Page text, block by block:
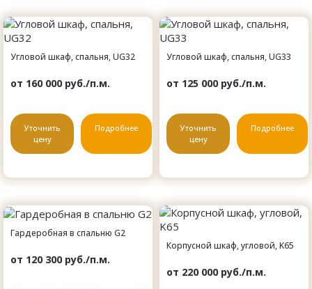
Угловой шкаф, спальня, UG32
от 160 000 руб./п.м.
Уточнить
цену
Подробнее
Угловой шкаф, спальня, UG33
от 125 000 руб./п.м.
Уточнить
цену
Подробнее
Гардеробная в спальню G2
от 120 300 руб./п.м.
Корпусной шкаф, угловой, K65
от 220 000 руб./п.м.